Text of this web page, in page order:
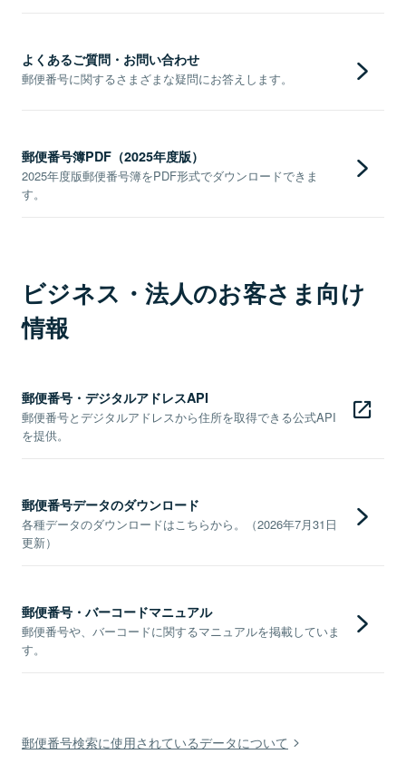
よくあるご質問・お問い合わせ
郵便番号に関するさまざまな疑問にお答えします。
郵便番号簿PDF（2025年度版）
2025年度版郵便番号簿をPDF形式でダウンロードできま
す。
ビジネス・法人のお客さま向け
情報
郵便番号・デジタルアドレスAPI
郵便番号とデジタルアドレスから住所を取得できる公式API
を提供。
郵便番号データのダウンロード
各種データのダウンロードはこちらから。（2026年7月31日
更新）
郵便番号・バーコードマニュアル
郵便番号や、バーコードに関するマニュアルを掲載していま
す。
郵便番号検索に使用されているデータについて